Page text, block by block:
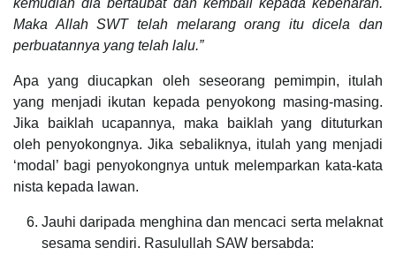
kemudian dia bertaubat dan kembali kepada kebenaran.
Maka Allah SWT telah melarang orang itu dicela dan
perbuatannya yang telah lalu.”
Apa yang diucapkan oleh seseorang pemimpin, itulah
yang menjadi ikutan kepada penyokong masing-masing.
Jika baiklah ucapannya, maka baiklah yang dituturkan
oleh penyokongnya. Jika sebaliknya, itulah yang menjadi
‘modal’ bagi penyokongnya untuk melemparkan kata-kata
nista kepada lawan.
Jauhi daripada menghina dan mencaci serta melaknat
sesama sendiri. Rasulullah SAW bersabda: